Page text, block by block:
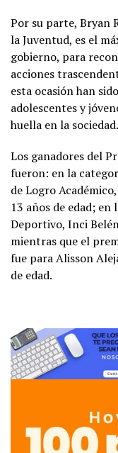
Por su parte, Bryan
la Juventud, es el
gobierno, para
acciones
esta ocasión han
adolescentes y
huella en la sociedad.
Los ganadores del
fueron: en la
de Logro
13 años de edad; en
Deportivo, Inci
mientras que el
fue para Alisson
de edad.